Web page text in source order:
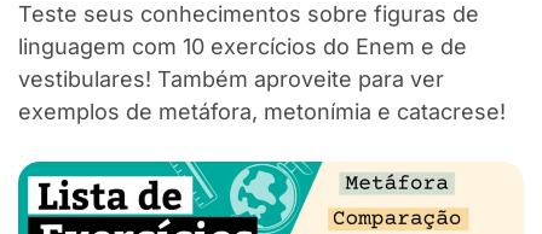
Teste seus conhecimentos sobre figuras de
linguagem com 10 exercícios do Enem e de
vestibulares! Também aproveite para ver
exemplos de metáfora, metonímia e catacrese!